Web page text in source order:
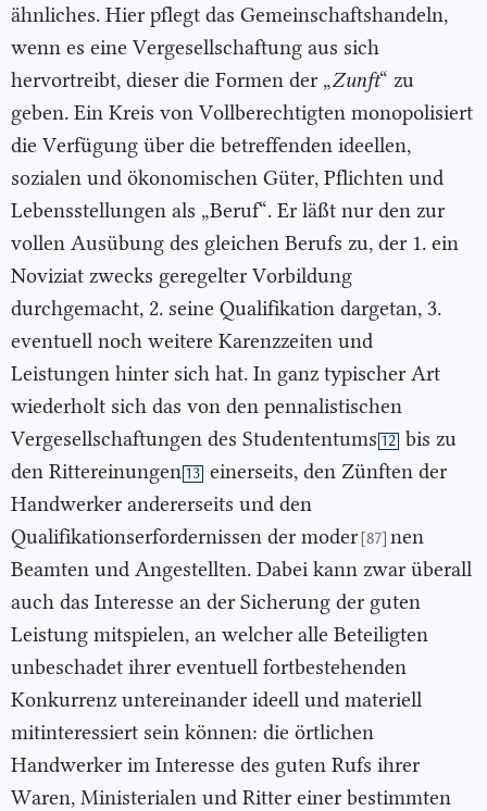
ähnliches. Hier pflegt das Gemeinschaftshandeln,
wenn es eine Vergesellschaftung aus sich
hervortreibt, dieser die Formen der „Zunft“ zu
geben. Ein Kreis von Vollberechtigten monopolisiert
die Verfügung über die betreffenden ideellen,
sozialen und ökonomischen Güter, Pflichten und
Lebensstellungen als „Beruf“. Er läßt nur den zur
vollen Ausübung des gleichen Berufs zu, der 1. ein
Noviziat zwecks geregelter Vorbildung
durchgemacht, 2. seine Qualifikation dargetan, 3.
eventuell noch weitere Karenzzeiten und
Leistungen hinter sich hat. In ganz typischer Art
wiederholt sich das von den pennalistischen
Vergesellschaftungen des Studententums 12 bis zu
den Rittereinungen 13 einerseits, den Zünften der
Handwerker andererseits und den
Qualifikationserfordernissen der moder[87] nen
Beamten und Angestellten. Dabei kann zwar überall
auch das Interesse an der Sicherung der guten
Leistung mitspielen, an welcher alle Beteiligten
unbeschadet ihrer eventuell fortbestehenden
Konkurrenz untereinander ideell und materiell
mitinteressiert sein können: die örtlichen
Handwerker im Interesse des guten Rufs ihrer
Waren, Ministerialen und Ritter einer bestimmten